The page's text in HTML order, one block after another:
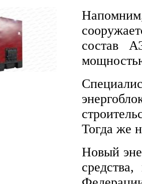
состав
Тогда же
Новый